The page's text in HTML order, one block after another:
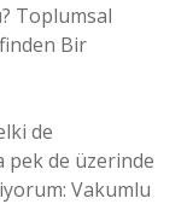
Toplumsal
Bir
de
pek de üzerinde
Vakumlu